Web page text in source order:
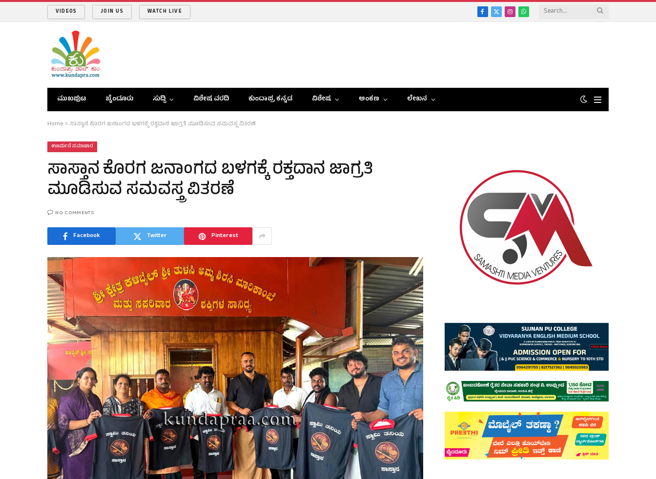
VIDEOS JOIN US WATCH LIVE Facebook
X
InstagramWhatsApp
ಮುಖಪುಟ ಬೈಂದೂರು ಸುದ್ದಿ ವಿಶೇಷ ವರದಿ ಕುಂದಾಪ್ರ ಕನ್ನಡ ವಿಶೇಷ ಅಂಕಣ ಲೇಖನ
Home » ಸಾಸ್ತಾನ ಕೊರಗ ಜನಾಂಗದ ಬಳಗಕ್ಕೆ ರಕ್ತದಾನ ಜಾಗ್ರತಿ ಮೂಡಿಸುವ ಸಮವಸ್ತ್ರ ವಿತರಣೆ
ಊರ್ಮನೆ ಸಮಾಚಾರ
ಸಾಸ್ತಾನ ಕೊರಗ ಜನಾಂಗದ ಬಳಗಕ್ಕೆ ರಕ್ತದಾನ ಜಾಗ್ರತಿ
ಮೂಡಿಸುವ ಸಮವಸ್ತ್ರ ವಿತರಣೆ
NO COMMENTS
Facebook Twitter Pinterest